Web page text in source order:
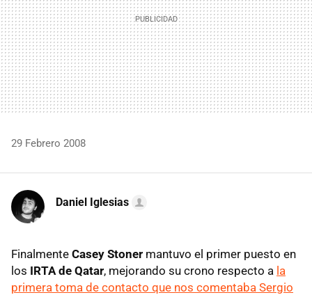
29 Febrero 2008
Daniel Iglesias
Finalmente Casey Stoner mantuvo el primer puesto en
los IRTA de Qatar, mejorando su crono respecto a la
primera toma de contacto que nos comentaba Sergio